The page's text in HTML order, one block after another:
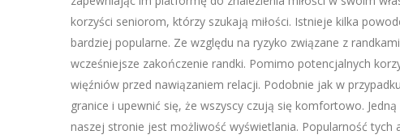
korzyści seniorom, którzy szukają miłości. Istnieje kilka
bardziej popularne. Ze względu na ryzyko związane z
wcześniejsze zakończenie randki. Pomimo potencjalnych
więźniów przed nawiązaniem relacji. Podobnie jak w
granice i upewnić się, że wszyscy czują się komfortowo.
naszej stronie jest możliwość wyświetlania. Popularność